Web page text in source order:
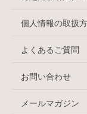
個人情報の取扱
よくあるご質問
お問い合わせ
メールマガジン